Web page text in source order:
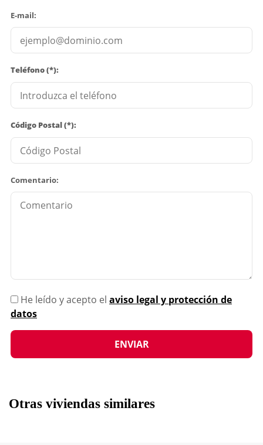
E-mail:
Teléfono (*):
Código Postal (*):
Comentario:
He leído y acepto el aviso legal y protección de
datos
Otras viviendas similares